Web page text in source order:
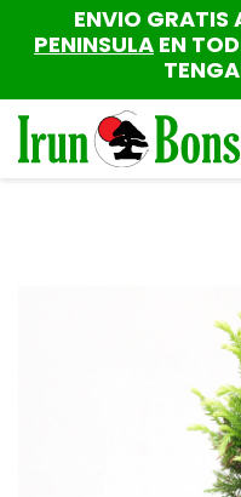
ENVIO GRATIS
PENINSULA EN